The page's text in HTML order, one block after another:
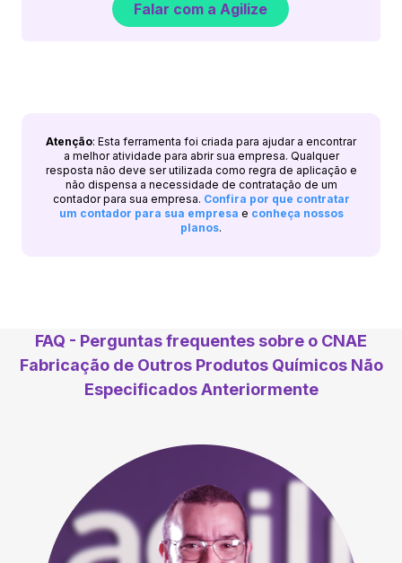
Falar com a Agilize
Atenção: Esta ferramenta foi criada para ajudar a encontrar
a melhor atividade para abrir sua empresa. Qualquer
resposta não deve ser utilizada como regra de aplicação e
não dispensa a necessidade de contratação de um
contador para sua empresa. Confira por que contratar
um contador para sua empresa e conheça nossos
planos.
FAQ - Perguntas frequentes sobre o CNAE
Fabricação de Outros Produtos Químicos Não
Especificados Anteriormente